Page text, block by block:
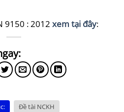
9150 : 2012 xem tại đây:
Đề tài NCKH